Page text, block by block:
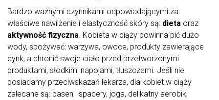
Bardzo ważnymi czynnikami odpowiadającymi za
właściwe nawilżenie i elastyczność skóry są: dieta oraz
aktywność fizyczna . Kobieta w ciąży powinna pić dużo
wody, spożywać: warzywa, owoce, produkty zawierające
cynk, a chronić swoje ciało przed przetworzonymi
produktami, słodkimi napojami, tłuszczami. Jeśli nie
posiadamy przeciwskazań lekarza, dla kobiet w ciąży
zalecane są: basen, spacery, joga, delikatny aerobik,